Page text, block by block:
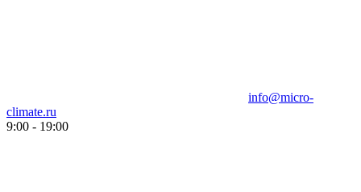
info@micro-
climate.ru
9:00 - 19:00